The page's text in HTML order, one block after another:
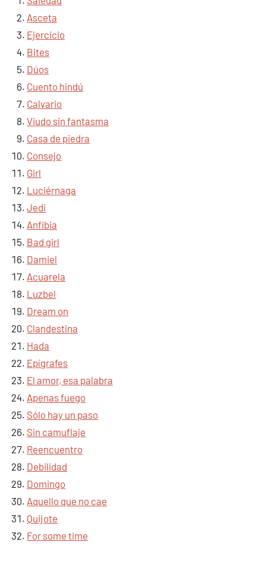
Asceta
Ejercicio
Bites
Dúos
Cuento hindú
Calvario
Viudo sin fantasma
Casa de piedra
Consejo
Girl
Luciérnaga
Jedi
Anfibia
Bad girl
Damiel
Acuarela
Luzbel
Dream on
Clandestina
Hada
Epígrafes
El amor, esa palabra
Apenas fuego
Sólo hay un paso
Sin camuflaje
Reencuentro
Debilidad
Domingo
Aquello que no cae
Quijote
For some time